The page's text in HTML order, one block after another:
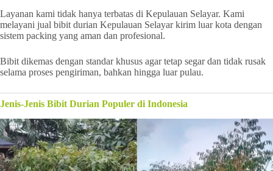
Layanan kami tidak hanya terbatas di Kepulauan Selayar. Kami
melayani jual bibit durian Kepulauan Selayar kirim luar kota dengan
sistem packing yang aman dan profesional.
Bibit dikemas dengan standar khusus agar tetap segar dan tidak rusak
selama proses pengiriman, bahkan hingga luar pulau.
Jenis-Jenis Bibit Durian Populer di Indonesia